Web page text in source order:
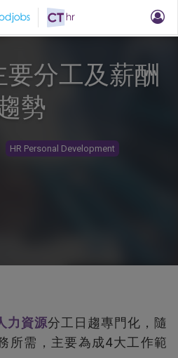
要分工及薪酬
勢
HR Personal Development
力資源分工日趨專門化，隨
所需，主要為成4大工作範